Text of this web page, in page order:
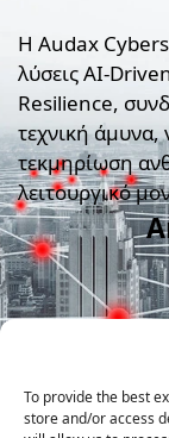
To provide the best
store and/or access
Η Audax
λύσεις AI-
Resilience,
τεχνική άμυνα,
τεκμηρίωση
λειτουργικό